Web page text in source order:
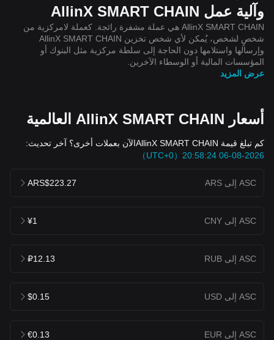
وآلية عمل AllinX SMART CHAIN
AllinX SMART CHAIN هي عملة مشفرة رائجة. كعملة لامركزية من
شخصٍ لشخص، يُمكن لأي شخص تخزين AllinX SMART CHAIN
وإرسالها واستلامها دون الحاجة إلى سلطة مركزية مثل البنوك أو
المؤسسات المالية أو الوسطاء الآخرين.
عرض المزيد
أسعار AllinX SMART CHAIN العالمية
كم تبلغ قيمة AllinX SMART CHAINالآن بعملات أخرى؟ آخر تحديث:
2026-08-06 20:58:24（UTC+0）
ASC إلى ARS ARS$223.27
ASC إلى CNY ¥1
ASC إلى RUB ₽12.13
ASC إلى USD $0.15
ASC إلى EUR €0.13